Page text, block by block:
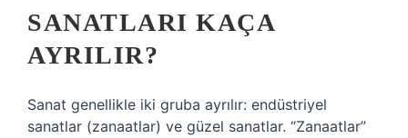
SANATLARI KAÇA
AYRILIR?
Sanat genellikle iki gruba ayrılır: endüstriyel
sanatlar (zanaatlar) ve güzel sanatlar. “Zanaatlar”